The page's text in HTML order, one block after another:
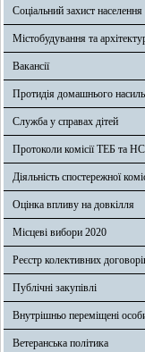
Соціальний захист населення
Містобудування та
Вакансії
Протидія домашнього
Служба у справах дітей
Протоколи комісії ТЕБ та НС
Діяльність спостережної
Оцінка впливу на довкілля
Місцеві вибори 2020
Реєстр колективних
Публічні закупівлі
Внутрішньо переміщені
Ветеранська політика